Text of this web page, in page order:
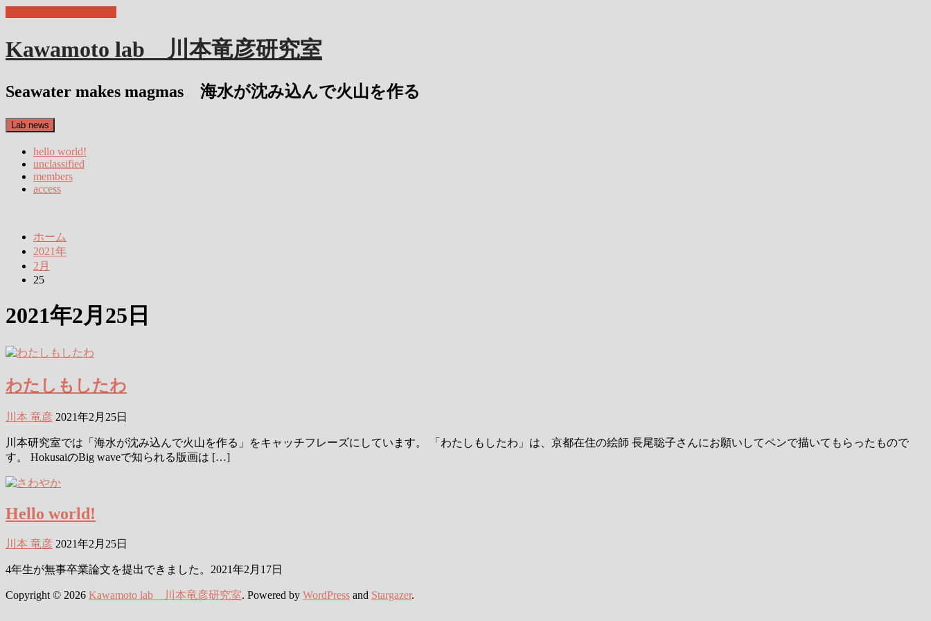
Kawamoto lab 川本竜彦研究室
Seawater makes magmas 海水が沈み込んで火山を作る
Lab news
hello world!
unclassified
members
access
ホーム
2021年
2月
25
2021年2月25日
わたしもしたわ
川本 竜彦 2021年2月25日
川本研究室では「海水が沈み込んで火山を作る」をキャッチフレーズにしています。 「わたしもしたわ」は、京都在住の絵師 長尾聡子さんにお願いしてペンで描いてもらったもので
す。 HokusaiのBig waveで知られる版画は […]
Hello world!
川本 竜彦 2021年2月25日
4年生が無事卒業論文を提出できました。2021年2月17日
Copyright © 2026 Kawamoto lab 川本竜彦研究室. Powered by WordPress and Stargazer.